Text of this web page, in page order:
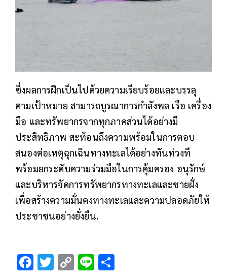
ซึ่งผลการฝึกเป็นไปด้วยความเรียบร้อยและบรรลุ
ตามเป้าหมาย สามารถบูรณาการกำลังพล เรือ เครื่อง
มือ และทรัพยากรจากทุกภาคส่วนได้อย่างมี
ประสิทธิภาพ สะท้อนถึงความพร้อมในการตอบ
สนองต่อเหตุฉุกเฉินทางทะเลได้อย่างทันท่วงที
พร้อมยกระดับความร่วมมือในการคุ้มครอง อนุรักษ์
และบริหารจัดการทรัพยากรทางทะเลและชายฝั่ง
เพื่อสร้างความมั่นคงทางทะเลและความปลอดภัยให้
ประชาชนอย่างยั่งยืน.
F T C Li